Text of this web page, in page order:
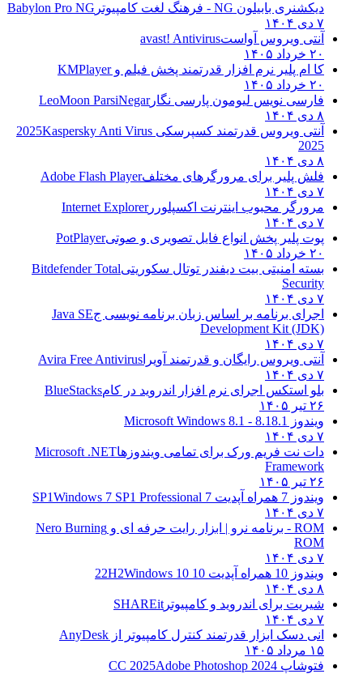
دیکشنری بابیلون NG - فرهنگ لغت کامپیوتر
Babylon Pro NG
۷ دی ۱۴۰۴
آنتی ویروس آواستavast! Antivirus
۲۰ خرداد ۱۴۰۵
کا ام پلیر نرم افزار قدرتمند پخش فیلم وKMPlayer
۲۰ خرداد ۱۴۰۵
فارسی نویس لیومون پارسی نگارLeoMoon ParsiNegar
۸ دی ۱۴۰۴
آنتی ویروس قدرتمند کسپرسکی 2025 Kaspersky Anti Virus
2025
۸ دی ۱۴۰۴
فلش پلیر برای مرورگرهای مختلفAdobe Flash Player
۷ دی ۱۴۰۴
مرورگر محبوب اینترنت اکسپلوررInternet Explorer
۷ دی ۱۴۰۴
پوت پلیر پخش انواع فایل تصویری و صوتیPotPlayer
۲۰ خرداد ۱۴۰۵
بسته امنیتی بیت دیفندر توتال سکوریتیBitdefender Total
Security
۷ دی ۱۴۰۴
اجرای برنامه بر اساس زبان برنامه نویسی جJava SE
Development Kit (JDK)
۷ دی ۱۴۰۴
آنتی ویروس رایگان و قدرتمند آویرا Avira Free Antivirus
۷ دی ۱۴۰۴
بلو استکس اجرای نرم افزار اندروید در کامBlueStacks
۲۶ تیر ۱۴۰۵
ویندوز 8.1
8.1 - Microsoft Windows 8.1
۷ دی ۱۴۰۴
دات نت فریم ورک برای تمامی ویندوزهاMicrosoft .NET
Framework
۲۶ تیر ۱۴۰۵
ویندوز 7 همراه آپدیت 7 SP1
Windows 7 SP1 Professional
۷ دی ۱۴۰۴
ROM - برنامه نرو | ابزار رایت حرفه ای و
Nero Burning
ROM
۷ دی ۱۴۰۴
ویندوز 10 همراه آپدیت 10 22H2
Windows 10
۸ دی ۱۴۰۴
شیریت برای اندروید و کامپیوتر SHAREit
۷ دی ۱۴۰۴
انی دسک ابزار قدرتمند کنترل کامپیوتر از AnyDesk
۱۵ مرداد ۱۴۰۵
فتوشاپ CC 2025 Adobe Photoshop 2024